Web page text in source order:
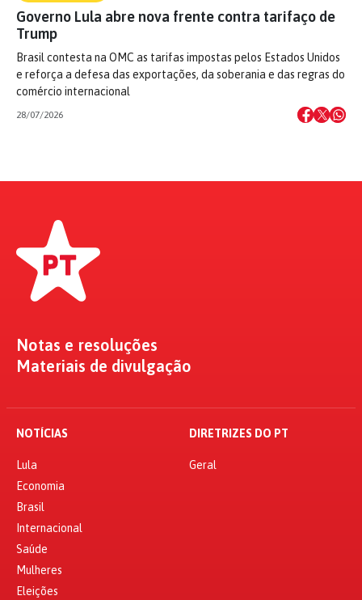
Governo Lula abre nova frente contra tarifaço de
Trump
Brasil contesta na OMC as tarifas impostas pelos Estados Unidos
e reforça a defesa das exportações, da soberania e das regras do
comércio internacional
28/07/2026
Notas e resoluções
Materiais de divulgação
NOTÍCIAS
Lula
Economia
Brasil
Internacional
Saúde
Mulheres
Eleições
DIRETRIZES DO PT
Geral